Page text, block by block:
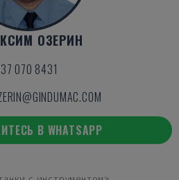
ОЗЕРИН
070 8431
В WHATSAPP